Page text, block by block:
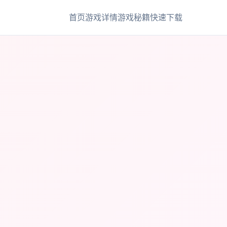
首页游戏详情游戏秘籍快速下载